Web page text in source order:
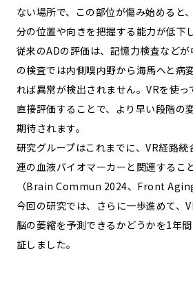
ない場所で、この部位が傷み始めると
分の位置や向きを把握する能力が低下
従来のADの評価は、記憶力検査など
の検査では内側嗅内野から海馬へと病
れば異常が検出されません。VRを使
直接評価することで、より早い段階の
期待されます。
研究グループはこれまでに、VR経路
連の血液バイオマーカーと関連するこ
（Brain Commun 2024、Front
今回の研究では、さらに一歩進めて、
脳の萎縮を予測できるかどうかを1年
証しました。